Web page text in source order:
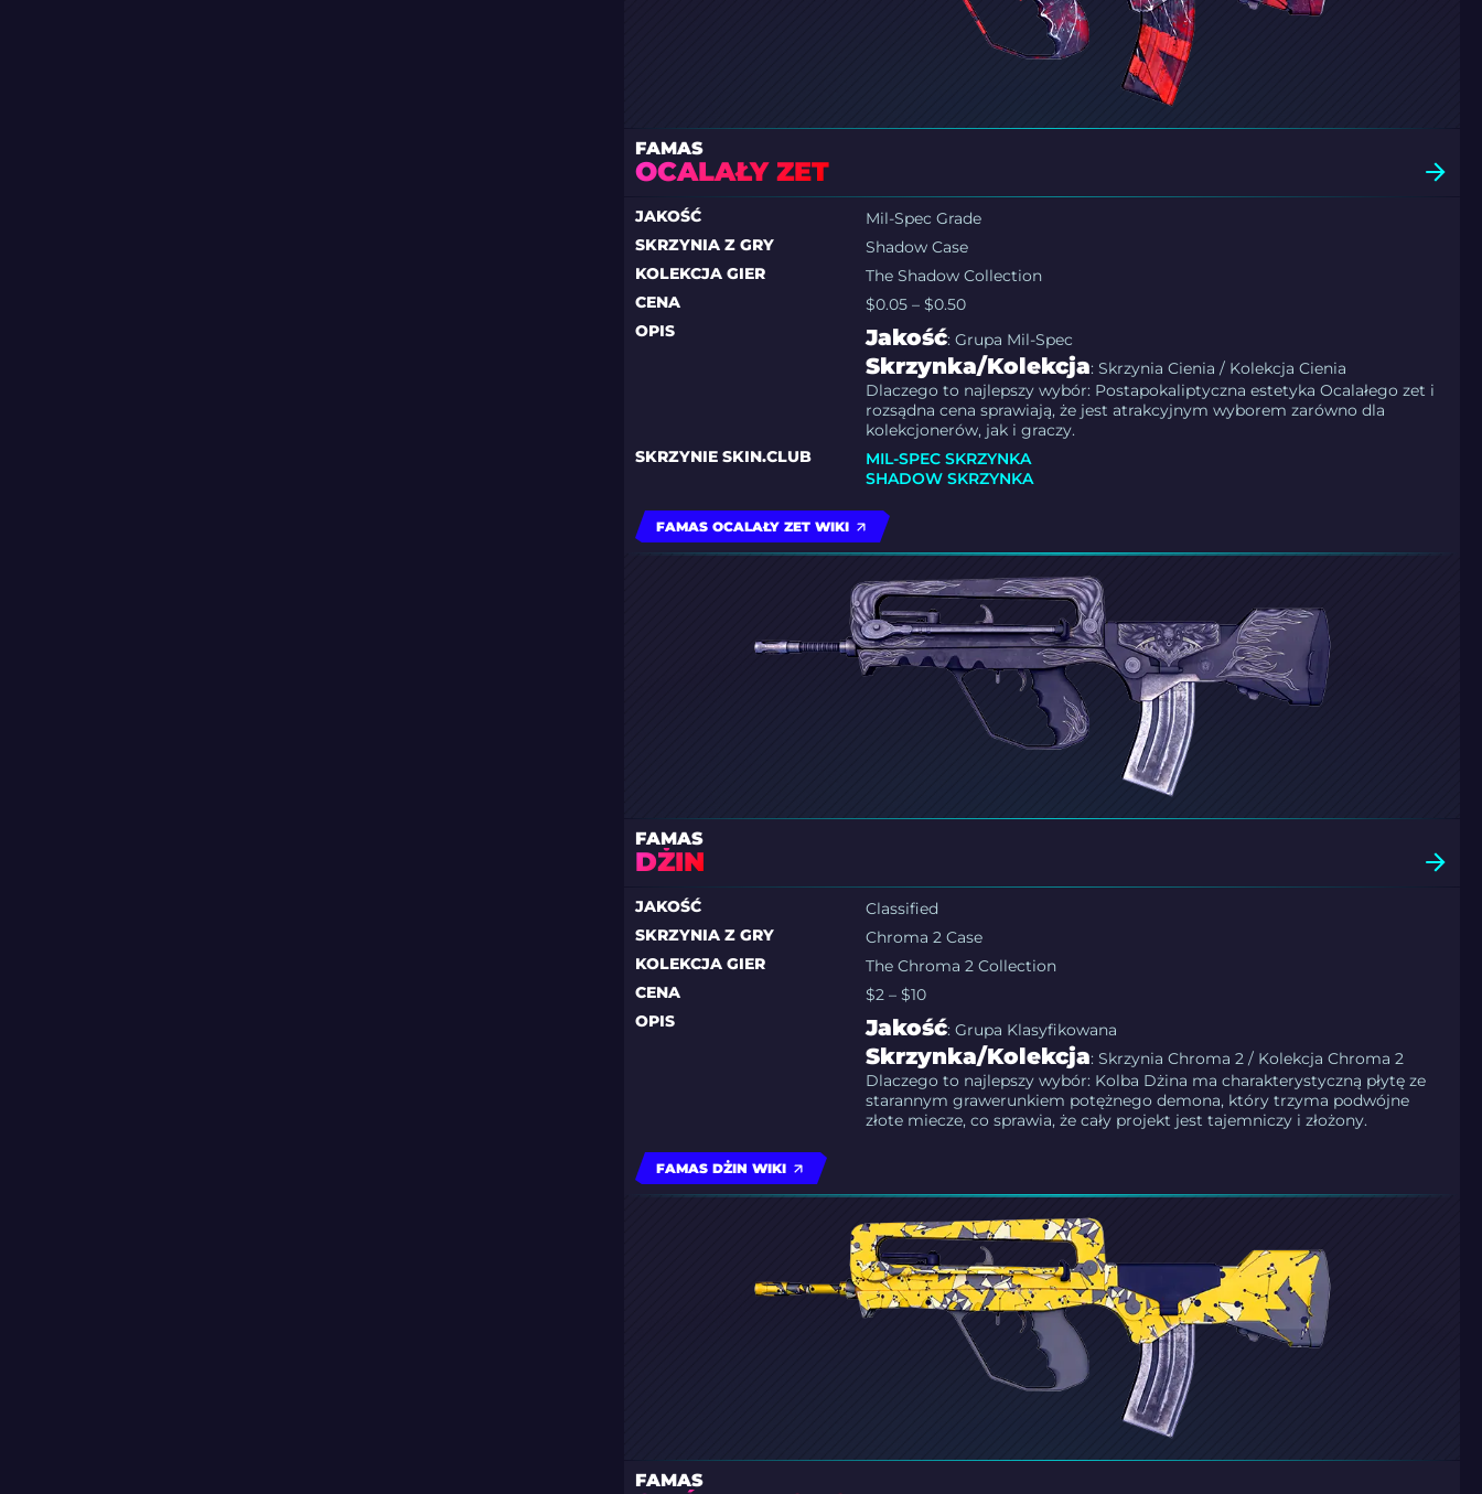
FAMAS
OCALAŁY ZET
JAKOŚĆ
Mil-Spec Grade
SKRZYNIA Z GRY
Shadow Case
KOLEKCJA GIER
The Shadow Collection
CENA
$0.05 – $0.50
OPIS
Jakość: Grupa Mil-Spec
Skrzynka/Kolekcja: Skrzynia Cienia / Kolekcja Cienia
Dlaczego to najlepszy wybór: Postapokaliptyczna estetyka Ocalałego zet i
rozsądna cena sprawiają, że jest atrakcyjnym wyborem zarówno dla
kolekcjonerów, jak i graczy.
SKRZYNIE SKIN.CLUB
MIL-SPEC SKRZYNKA
SHADOW SKRZYNKA
FAMAS OCALAŁY ZET WIKI
FAMAS
DŻIN
JAKOŚĆ
Classified
SKRZYNIA Z GRY
Chroma 2 Case
KOLEKCJA GIER
The Chroma 2 Collection
CENA
$2 – $10
OPIS
Jakość: Grupa Klasyfikowana
Skrzynka/Kolekcja: Skrzynia Chroma 2 / Kolekcja Chroma 2
Dlaczego to najlepszy wybór: Kolba Dżina ma charakterystyczną płytę ze
starannym grawerunkiem potężnego demona, który trzyma podwójne
złote miecze, co sprawia, że cały projekt jest tajemniczy i złożony.
FAMAS DŻIN WIKI
FAMAS